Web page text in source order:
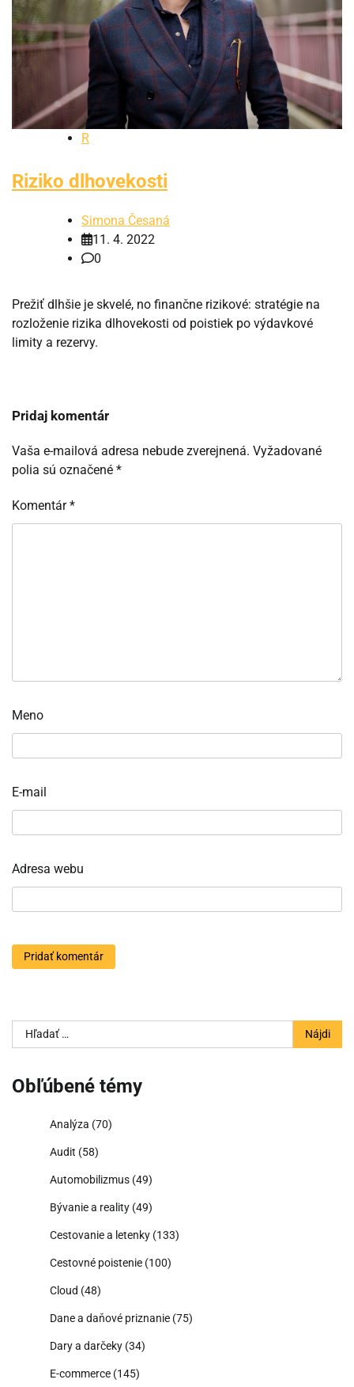
R
Riziko dlhovekosti
Simona Česaná
11. 4. 2022
0
Prežiť dlhšie je skvelé, no finančne rizikové: stratégie na
rozloženie rizika dlhovekosti od poistiek po výdavkové
limity a rezervy.
Pridaj komentár
Vaša e-mailová adresa nebude zverejnená. Vyžadované
polia sú označené *
Komentár*
Meno
E-mail
Adresa webu
Hľadať:
Obľúbené témy
Analýza (70)
Audit (58)
Automobilizmus (49)
Bývanie a reality (49)
Cestovanie a letenky (133)
Cestovné poistenie (100)
Cloud (48)
Dane a daňové priznanie (75)
Dary a darčeky (34)
E-commerce (145)